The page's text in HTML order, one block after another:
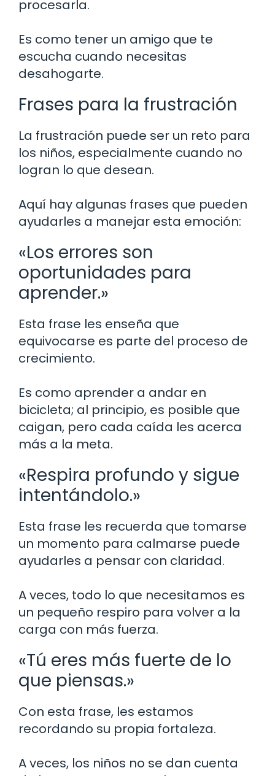
procesarla.
Es como tener un amigo que te
escucha cuando necesitas
desahogarte.
Frases para la frustración
La frustración puede ser un reto para
los niños, especialmente cuando no
logran lo que desean.
Aquí hay algunas frases que pueden
ayudarles a manejar esta emoción:
«Los errores son
oportunidades para
aprender.»
Esta frase les enseña que
equivocarse es parte del proceso de
crecimiento.
Es como aprender a andar en
bicicleta; al principio, es posible que
caigan, pero cada caída les acerca
más a la meta.
«Respira profundo y sigue
intentándolo.»
Esta frase les recuerda que tomarse
un momento para calmarse puede
ayudarles a pensar con claridad.
A veces, todo lo que necesitamos es
un pequeño respiro para volver a la
carga con más fuerza.
«Tú eres más fuerte de lo
que piensas.»
Con esta frase, les estamos
recordando su propia fortaleza.
A veces, los niños no se dan cuenta